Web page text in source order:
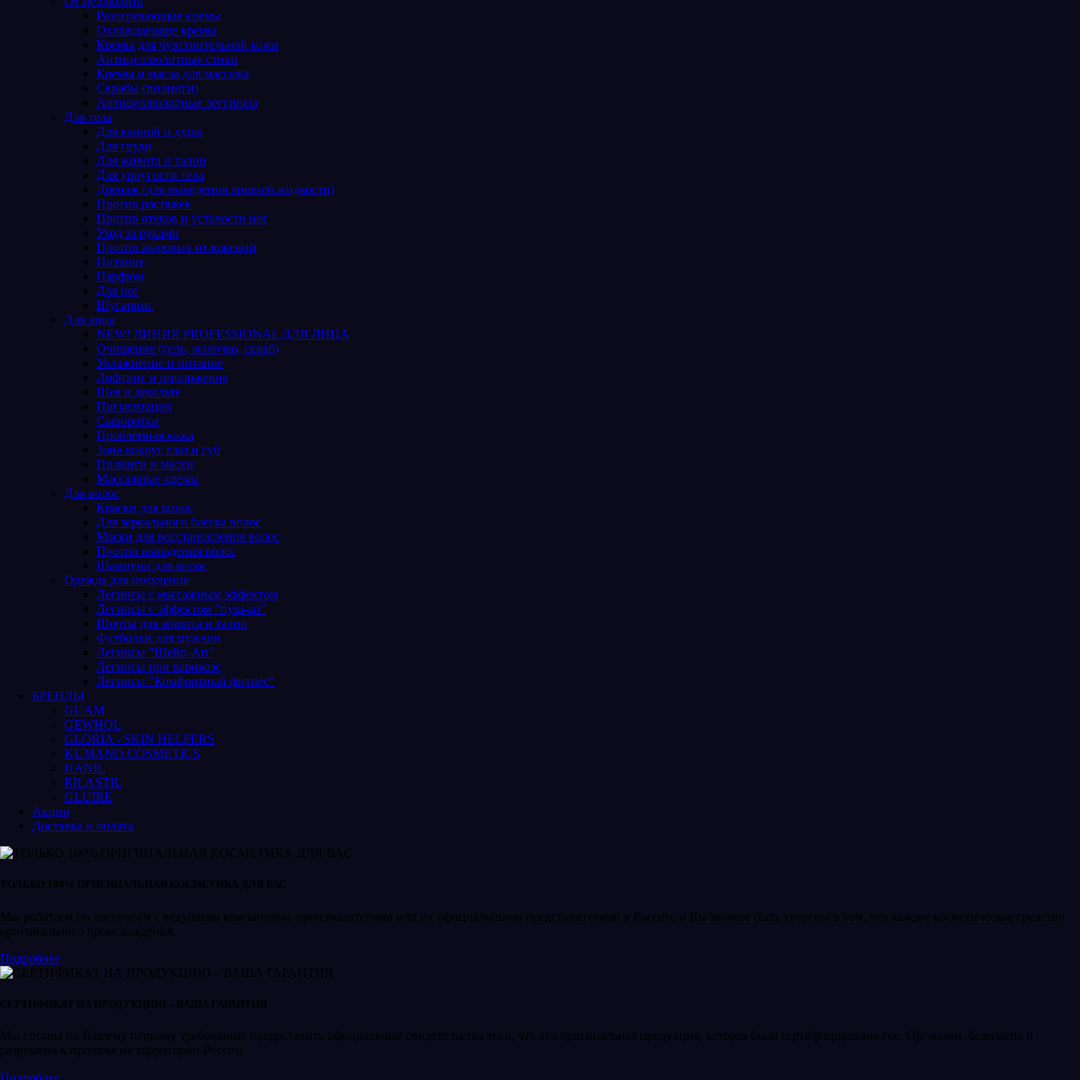
Разогревающие кремы
Охлаждающие кремы
Кремы для чувствительной кожи
Антицеллюлитные стики
Кремы и масла для массажа
Скрабы (пилинги)
Антицеллюлитные леггинсы
Для тела
Для ванной и душа
Для груди
Для живота и талии
Для упругости тела
Дренаж (для выведения лишней жидкости)
Против растяжек
Против отеков и усталости ног
Уход за руками
Против жировых отложений
Питание
Парфюм
Для ног
Шугаринг
Для лица
NEW! ЛИНИЯ PROFESSIONAL ДЛЯ ЛИЦА
Очищение (гель, молочко, скраб)
Увлажнение и питание
Лифтинг и омоложение
Шея и декольте
Пигментация
Сыворотки
Проблемная кожа
Зона вокруг глаз и губ
Пилинги и маски
Массажные кремы
Для волос
Краски для волос
Для зеркального блеска волос
Маски для восстановления волос
Против выпадения волос
Шампуни для волос
Одежда для похудения
Легинсы с массажным эффектом
Легинсы с эффектом "пуш-ап"
Шорты для живота и талии
Футболки для мужчин
Легинсы "Шейп-Ап"
Легинсы при варикозе
Легинсы "Комфортный фитнес"
БРЕНДЫ
GUAM
GEWHOL
GLORIA - SKIN HELPERS
KUMANO COSMETICS
HANIL
RILASTIL
GLUIRE
Акции
Доставка и оплата
ТОЛЬКО 100% ОРИГИНАЛЬНАЯ КОСМЕТИКА ДЛЯ ВАС
Мы работаем по договорам с ведущими компаниями-производителями или их официальными представителями в России, и Вы можете быть уверены в том, что каждое косметическое средство
оригинального происхождения.
Подробнее
СЕРТИФИКАТ НА ПРОДУКЦИЮ – ВАША ГАРАНТИЯ
Мы готовы по Вашему первому требованию предоставить официальные свидетельства того, что это оригинальная продукция, которая была сертифицирована гос. Органами, безопасна и
разрешена к продаже на территории России
Подробнее